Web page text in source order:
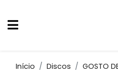
Início Discos GOSTO